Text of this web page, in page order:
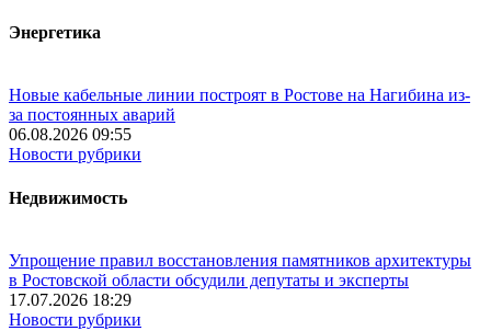
Энергетика
Новые кабельные линии построят в Ростове на Нагибина из-
за постоянных аварий
06.08.2026 09:55
Новости рубрики
Недвижимость
Упрощение правил восстановления памятников архитектуры
в Ростовской области обсудили депутаты и эксперты
17.07.2026 18:29
Новости рубрики